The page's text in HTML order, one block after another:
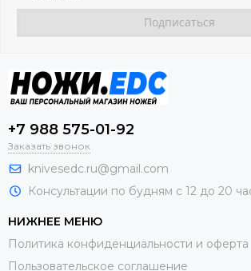
+7 988 575-01-92
Заказать звонок
knivesedc.ru@gmail.com
Консультации по будням с 12 до 20
НИЖНЕЕ МЕНЮ
Политика конфиденциальности и оферта
Пользовательское соглашение